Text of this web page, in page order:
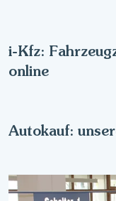
i-Kfz:
online
Autokauf: